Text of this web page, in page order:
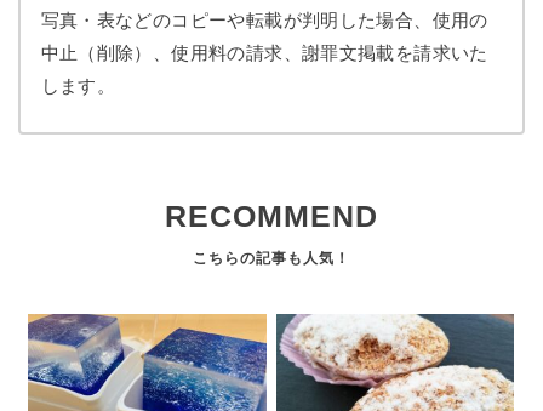
写真・表などのコピーや転載が判明した場合、使用の
中止（削除）、使用料の請求、謝罪文掲載を請求いた
します。
RECOMMEND